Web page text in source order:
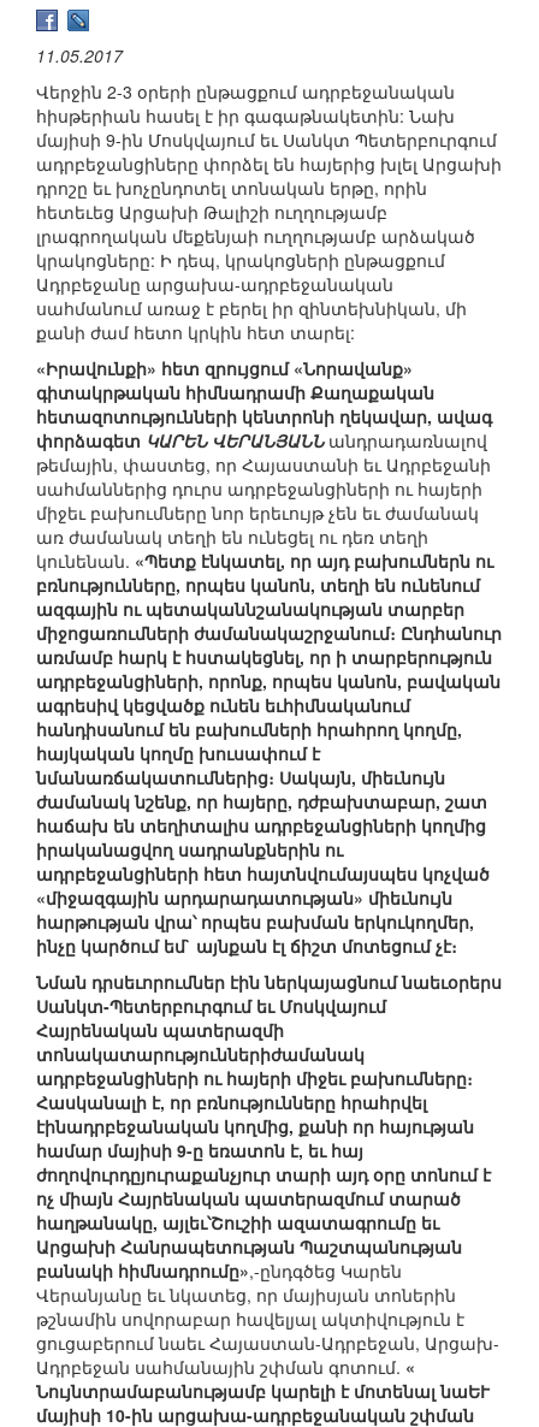
11.05.2017
Վերջին 2-3 օրերի ընթացքում ադրբեջանական
հիսթերիան հասել է իր գագաթնակետին: Նախ
մայիսի 9-ին Մոսկվայում եւ Սանկտ Պետերբուրգում
ադրբեջանցիները փորձել են հայերից խլել Արցախի
դրոշը եւ խոչընդոտել տոնական երթը, որին
հետեւեց Արցախի Թալիշի ուղղությամբ
լրագրողական մեքենյաի ուղղությամբ արձակած
կրակոցները: Ի դեպ, կրակոցների ընթացքում
Ադրբեջանը արցախա-ադրբեջանական
սահմանում առաջ է բերել իր զինտեխնիկան, մի
քանի ժամ հետո կրկին հետ տարել:
«Իրավունքի» հետ զրույցում «Նորավանք»
գիտակրթական հիմնադրամի Քաղաքական
հետազոտությունների կենտրոնի ղեկավար, ավագ
փորձագետ ԿԱՐԵՆ ՎԵՐԱՆՅԱՆՆանդրադառնալով
թեմային, փաստեց, որ Հայաստանի եւ Ադրբեջանի
սահմաններից դուրս ադրբեջանցիների ու հայերի
միջեւ բախումները նոր երեւույթ չեն եւ ժամանակ
առ ժամանակ տեղի են ունեցել ու դեռ տեղի
կունենան. «Պետք էնկատել, որ այդ բախումներն ու
բռնությունները, որպես կանոն, տեղի են ունենում
ազգային ու պետականնշանակության տարբեր
միջոցառումների ժամանակաշրջանում։ Ընդհանուր
առմամբ հարկ է հստակեցնել, որ ի տարբերություն
ադրբեջանցիների, որոնք, որպես կանոն, բավական
ագրեսիվ կեցվածք ունեն եւհիմնականում
հանդիսանում են բախումների հրահրող կողմը,
հայկական կողմը խուսափում է
նմանառճակատումներից։ Սակայն, միեւնույն
ժամանակ նշենք, որ հայերը, դժբախտաբար, շատ
հաճախ են տեղիտալիս ադրբեջանցիների կողմից
իրականացվող սադրանքներին ու
ադրբեջանցիների հետ հայտնվումայսպես կոչված
«միջազգային արդարադատության» միեւնույն
հարթության վրա՝ որպես բախման երկուկողմեր,
ինչը կարծում եմ` այնքան էլ ճիշտ մոտեցում չէ։
Նման դրսեւորումներ էին ներկայացնում նաեւօրերս
Սանկտ-Պետերբուրգում եւ Մոսկվայում
Հայրենական պատերազմի
տոնակատարություններիժամանակ
ադրբեջանցիների ու հայերի միջեւ բախումները։
Հասկանալի է, որ բռնությունները հրահրվել
էինադրբեջանական կողմից, քանի որ հայության
համար մայիսի 9-ը եռատոն է, եւ հայ
ժողովուրդըյուրաքանչյուր տարի այդ օրը տոնում է
ոչ միայն Հայրենական պատերազմում տարած
հաղթանակը, այլեւ՝Շուշիի ազատագրումը եւ
Արցախի Հանրապետության Պաշտպանության
բանակի հիմնադրումը»,-ընդգծեց Կարեն
Վերանյանը եւ նկատեց, որ մայիսյան տոներին
թշնամին սովորաբար հավելյալ ակտիվություն է
ցուցաբերում նաեւ Հայաստան-Ադրբեջան, Արցախ-
Ադրբեջան սահմանային շփման գոտում. «
Նույնտրամաբանությամբ կարելի է մոտենալ նաԵՒ
մայիսի 10-ին արցախա-ադրբեջանական շփման